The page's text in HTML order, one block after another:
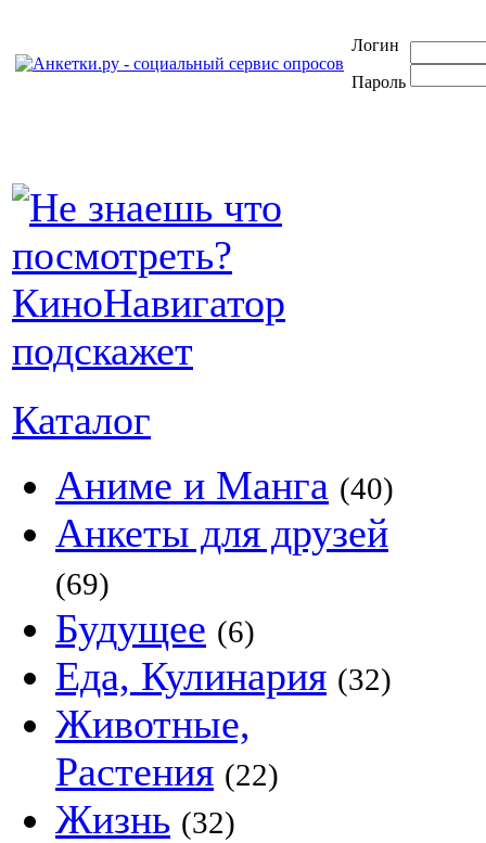
Логин
Пароль
Каталог
Аниме и Манга (40)
Анкеты для друзей
(69)
Будущее (6)
Еда, Кулинария (32)
Животные,
Растения (22)
Жизнь (32)